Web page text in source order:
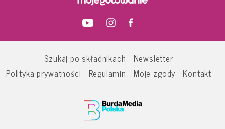
Szukaj po składnikach
Newsletter
Polityka prywatności
Regulamin Moje zgody Kontakt